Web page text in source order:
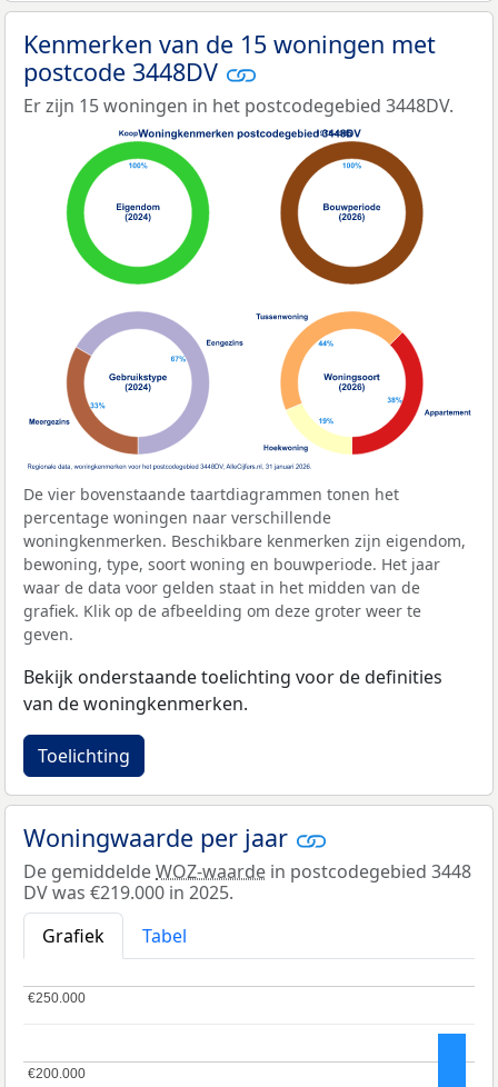
Kenmerken van de 15 woningen met
postcode 3448DV
Er zijn 15 woningen in het postcodegebied 3448DV.
De vier bovenstaande taartdiagrammen tonen het
percentage woningen naar verschillende
woningkenmerken. Beschikbare kenmerken zijn eigendom,
bewoning, type, soort woning en bouwperiode. Het jaar
waar de data voor gelden staat in het midden van de
grafiek. Klik op de afbeelding om deze groter weer te
geven.
Bekijk onderstaande toelichting voor de definities
van de woningkenmerken.
Toelichting
Woningwaarde per jaar
De gemiddeldeWOZ-waarde in postcodegebied 3448
DV was €219.000 in 2025.
Grafiek
Tabel
€200.000
€200.000
€250.000
€250.000